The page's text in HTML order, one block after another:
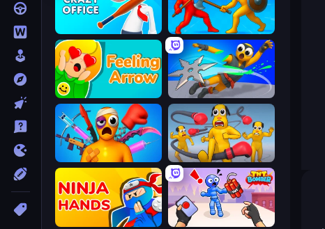
Epic Sword Battle! Fight in Arena
Ninja Swipe Strike
Feeling Arrow
Annoying Uncle Punch Game
Fun Ragdoll Challenge!
TNT Bomber
Ninja Hands